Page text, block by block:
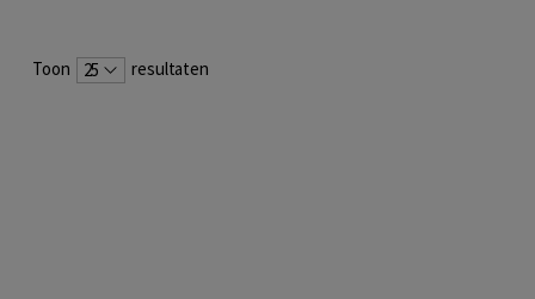
Toon 25 resultaten